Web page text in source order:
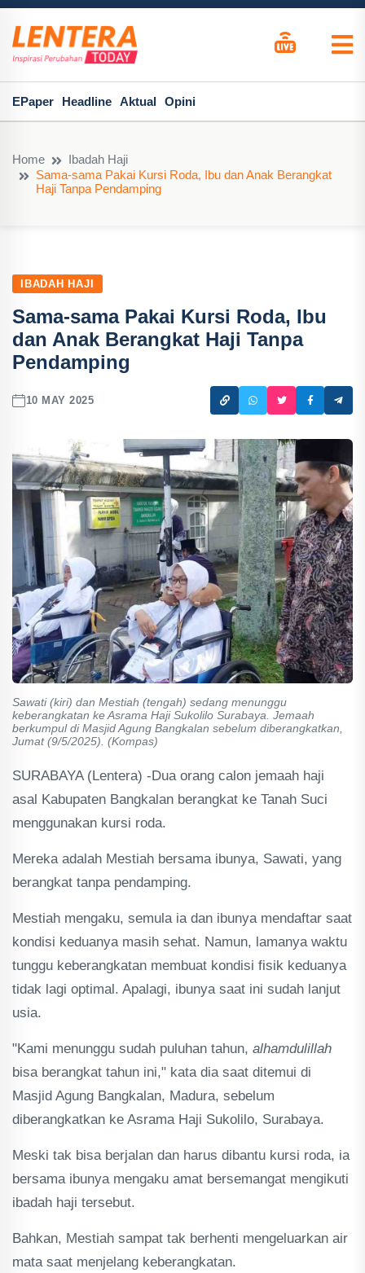
EPaper Headline Aktual Opini
Home
Ibadah Haji
Sama-sama Pakai Kursi Roda, Ibu dan Anak Berangkat
Haji Tanpa Pendamping
IBADAH HAJI
Sama-sama Pakai Kursi Roda, Ibu
dan Anak Berangkat Haji Tanpa
Pendamping
10 MAY 2025
Sawati (kiri) dan Mestiah (tengah) sedang menunggu
keberangkatan ke Asrama Haji Sukolilo Surabaya. Jemaah
berkumpul di Masjid Agung Bangkalan sebelum diberangkatkan,
Jumat (9/5/2025). (Kompas)
SURABAYA (Lentera) -Dua orang calon jemaah haji
asal Kabupaten Bangkalan berangkat ke Tanah Suci
menggunakan kursi roda.
Mereka adalah Mestiah bersama ibunya, Sawati, yang
berangkat tanpa pendamping.
Mestiah mengaku, semula ia dan ibunya mendaftar saat
kondisi keduanya masih sehat. Namun, lamanya waktu
tunggu keberangkatan membuat kondisi fisik keduanya
tidak lagi optimal. Apalagi, ibunya saat ini sudah lanjut
usia.
"Kami menunggu sudah puluhan tahun, alhamdulillah
bisa berangkat tahun ini," kata dia saat ditemui di
Masjid Agung Bangkalan, Madura, sebelum
diberangkatkan ke Asrama Haji Sukolilo, Surabaya.
Meski tak bisa berjalan dan harus dibantu kursi roda, ia
bersama ibunya mengaku amat bersemangat mengikuti
ibadah haji tersebut.
Bahkan, Mestiah sampat tak berhenti mengeluarkan air
mata saat menjelang keberangkatan.